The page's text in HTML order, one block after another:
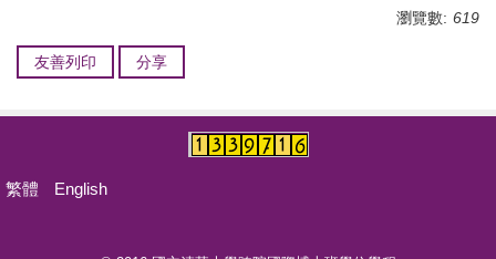
碩士學位學程
瀏覽數: 619
友善列印 分享
繁體 English